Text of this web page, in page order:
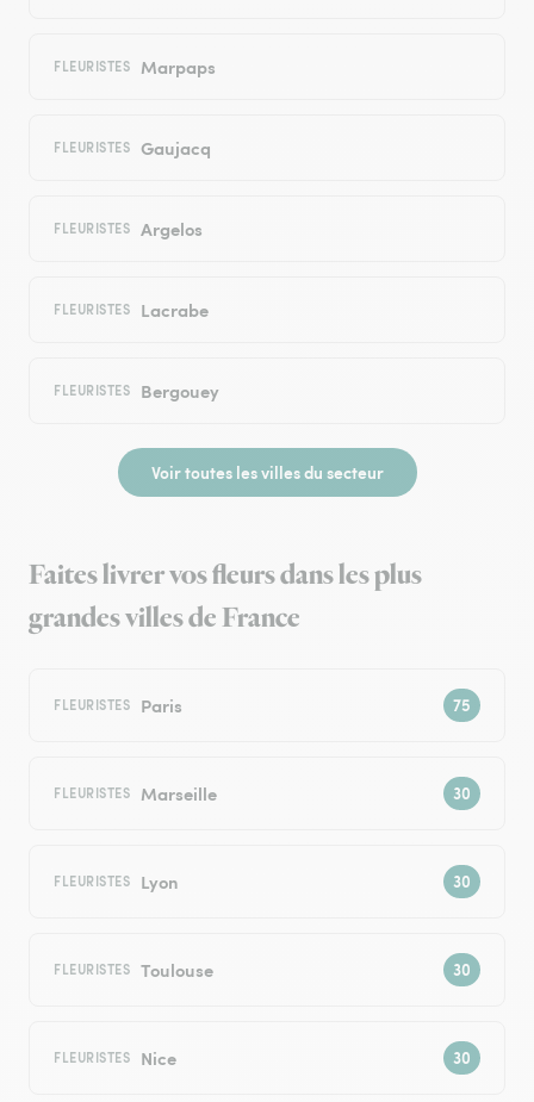
FLEURISTES Marpaps
FLEURISTES Gaujacq
FLEURISTES Argelos
FLEURISTES Lacrabe
FLEURISTES Bergouey
Voir toutes les villes du secteur
Faites livrer vos fleurs dans les plus
grandes villes de France
FLEURISTES Paris
FLEURISTES Marseille
FLEURISTES Lyon
FLEURISTES Toulouse
FLEURISTES Nice